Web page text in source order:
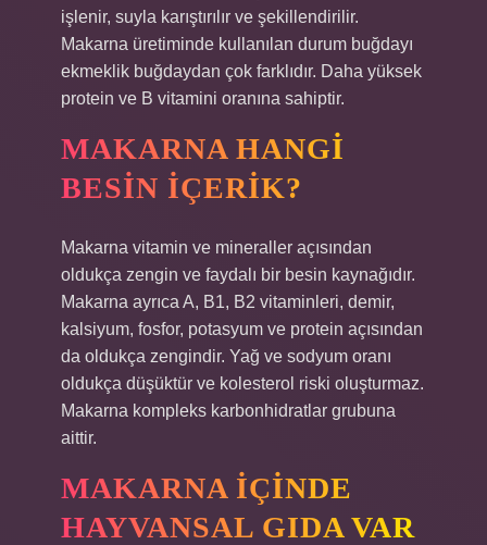
işlenir, suyla karıştırılır ve şekillendirilir.
Makarna üretiminde kullanılan durum buğdayı
ekmeklik buğdaydan çok farklıdır. Daha yüksek
protein ve B vitamini oranına sahiptir.
MAKARNA HANGI
BESIN IÇERIK?
Makarna vitamin ve mineraller açısından
oldukça zengin ve faydalı bir besin kaynağıdır.
Makarna ayrıca A, B1, B2 vitaminleri, demir,
kalsiyum, fosfor, potasyum ve protein açısından
da oldukça zengindir. Yağ ve sodyum oranı
oldukça düşüktür ve kolesterol riski oluşturmaz.
Makarna kompleks karbonhidratlar grubuna
aittir.
MAKARNA IÇINDE
HAYVANSAL GIDA VAR